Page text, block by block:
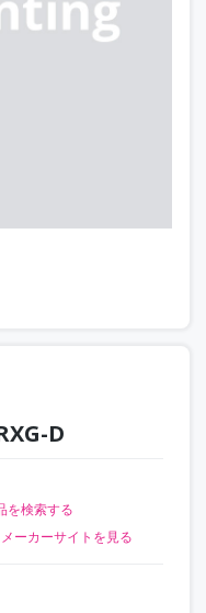
D
を検索する
メーカーサイトを見る